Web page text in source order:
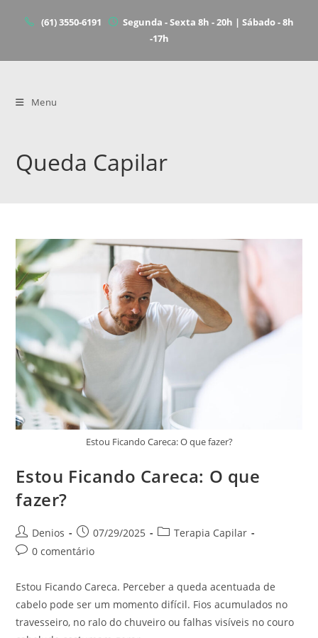
(61) 3550-6191
Segunda - Sexta 8h - 20h | Sábado - 8h
-17h
Menu
Queda Capilar
Estou Ficando Careca: O que fazer?
Estou Ficando Careca: O que
fazer?
Denios 07/29/2025
Terapia Capilar
0 comentário
Estou Ficando Careca. Perceber a queda acentuada de
cabelo pode ser um momento difícil. Fios acumulados no
travesseiro, no ralo do chuveiro ou falhas visíveis no couro